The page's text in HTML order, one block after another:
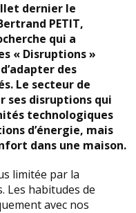
dernier le
PETIT,
qui a
« Disruptions »
des
Le secteur de
ses disruptions qui
technologiques
d’énergie, mais
dans une maison.
limitée par la
Les habitudes de
avec nos